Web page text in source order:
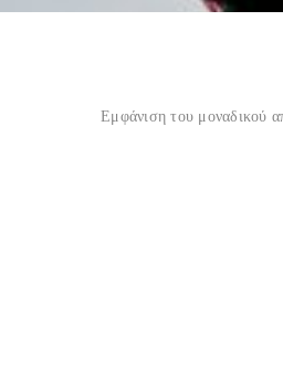
Εμφάνιση του μοναδικού